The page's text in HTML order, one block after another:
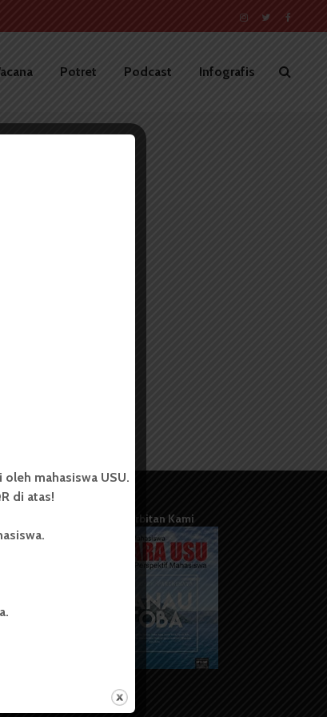
Potret Podcast Infografis
Terbitan Kami
mahasiswa USU.
di atas!